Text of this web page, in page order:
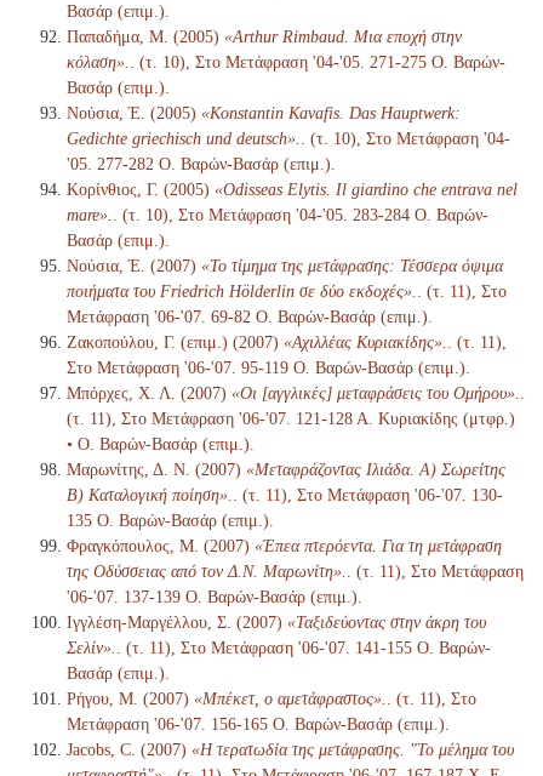
Βασάρ (επιμ.).
Παπαδήμα, Μ. (2005) «Arthur Rimbaud. Μια εποχή στην
κόλαση».
. (τ. 10), Στο Μετάφραση '04-'05. 271-275 Ο. Βαρών-
Βασάρ (επιμ.).
Νούσια, Έ. (2005) «Konstantin Kavafis. Das Hauptwerk:
Gedichte griechisch und deutsch».
. (τ. 10), Στο Μετάφραση '04-
'05. 277-282 Ο. Βαρών-Βασάρ (επιμ.).
Κορίνθιος, Γ. (2005) «Odisseas Elytis. Il giardino che entrava nel
mare».
. (τ. 10), Στο Μετάφραση '04-'05. 283-284 Ο. Βαρών-
Βασάρ (επιμ.).
Νούσια, Έ. (2007) «Το τίμημα της μετάφρασης: Τέσσερα όψιμα
ποιήματα του Friedrich Hölderlin σε δύο εκδοχές».
. (τ. 11), Στο
Μετάφραση '06-'07. 69-82 Ο. Βαρών-Βασάρ (επιμ.).
Ζακοπούλου, Γ. (επιμ.) (2007) «Αχιλλέας Κυριακίδης».
. (τ. 11),
Στο Μετάφραση '06-'07. 95-119 Ο. Βαρών-Βασάρ (επιμ.).
Μπόρχες, Χ. Λ. (2007) «Οι [αγγλικές] μεταφράσεις του Ομήρου».
(τ. 11), Στο Μετάφραση '06-'07. 121-128 Α. Κυριακίδης (μτφρ.)
• Ο. Βαρών-Βασάρ (επιμ.).
Μαρωνίτης, Δ. Ν. (2007) «Μεταφράζοντας Ιλιάδα. Α) Σωρείτης
Β) Καταλογική ποίηση».
. (τ. 11), Στο Μετάφραση '06-'07. 130-
135 Ο. Βαρών-Βασάρ (επιμ.).
Φραγκόπουλος, Μ. (2007) «Έπεα πτερόεντα. Για τη μετάφραση
της Οδύσσειας από τον Δ.Ν. Μαρωνίτη».
. (τ. 11), Στο Μετάφραση
'06-'07. 137-139 Ο. Βαρών-Βασάρ (επιμ.).
Ιγγλέση-Μαργέλλου, Σ. (2007) «Ταξιδεύοντας στην άκρη του
Σελίν».
. (τ. 11), Στο Μετάφραση '06-'07. 141-155 Ο. Βαρών-
Βασάρ (επιμ.).
Ρήγου, Μ. (2007) «Μπέκετ, ο αμετάφραστος».
. (τ. 11), Στο
Μετάφραση '06-'07. 156-165 Ο. Βαρών-Βασάρ (επιμ.).
Jacobs, C. (2007) «Η τερατωδία της μετάφρασης. "Το μέλημα του